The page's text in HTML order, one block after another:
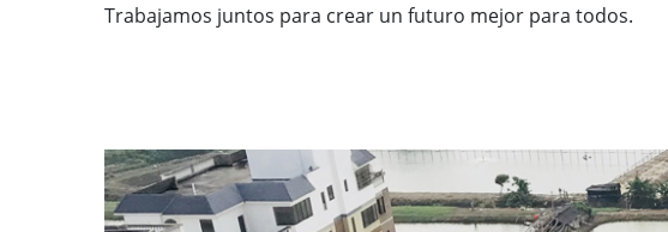
Trabajamos juntos para crear un futuro mejor para todos.